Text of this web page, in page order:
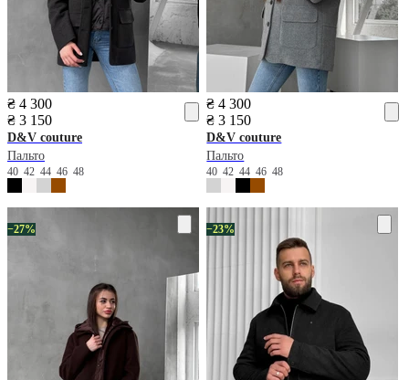
₴ 4 300
₴ 3 150
D&V couture
Пальто
40 42 44 46 48
₴ 4 300
₴ 3 150
D&V couture
Пальто
4042444648
−27% −23%